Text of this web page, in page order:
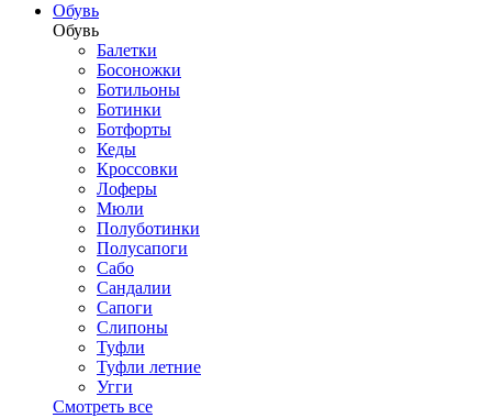
Обувь
Обувь
Балетки
Босоножки
Ботильоны
Ботинки
Ботфорты
Кеды
Кроссовки
Лоферы
Мюли
Полуботинки
Полусапоги
Сабо
Сандалии
Сапоги
Слипоны
Туфли
Туфли летние
Угги
Смотреть все